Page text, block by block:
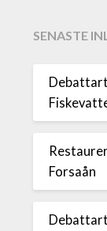
SENASTE
Forsaån